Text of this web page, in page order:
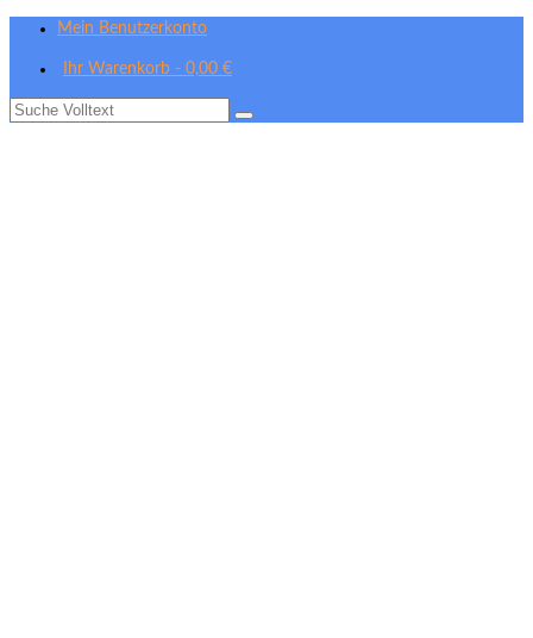
Mein Benutzerkonto
Ihr Warenkorb - 0,00 €
Suche